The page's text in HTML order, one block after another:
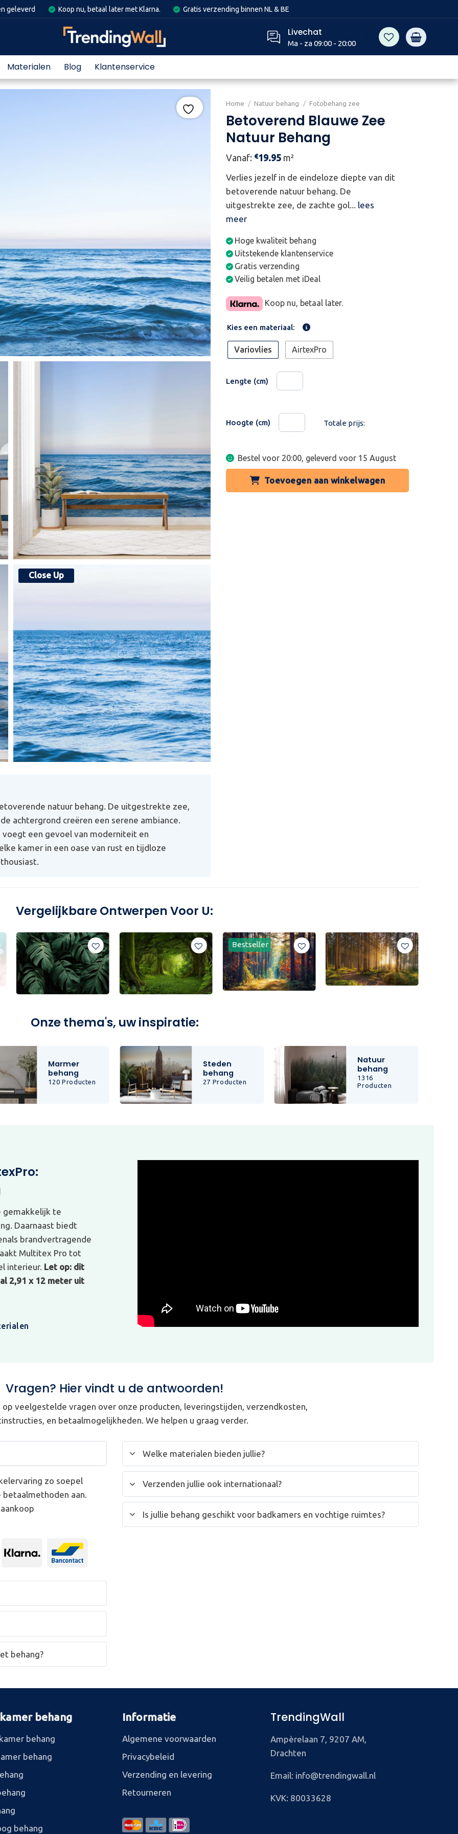
geleverd Koop nu, betaal later met Klarna. Gratis verzending binnen NL & BE
Livechat
Ma - za 09:00 - 20:00
Materialen Blog Klantenservice
Home / Natuur behang / Fotobehang zee
Betoverend Blauwe Zee
Natuur Behang
Vanaf: €19.95 m²
Verlies jezelf in de eindeloze diepte van dit
betoverende natuur behang. De
uitgestrekte zee, de zachte gol... lees
meer
Hoge kwaliteit behang
Uitstekende klantenservice
Gratis verzending
Veilig betalen met iDeal
Koop nu, betaal later.
Kies een materiaal:
Variovlies AirtexPro
Lengte (cm)
Hoogte (cm) Totale prijs:
Bestel voor 20:00, geleverd voor 15 August
Toevoegen aan winkelwagen
natuur behang. De uitgestrekte zee,
achtergrond creëren een serene ambiance.
een gevoel van moderniteit en
kamer in een oase van rust en tijdloze
Vergelijkbare Ontwerpen Voor U:
Bestseller
Onze thema's, uw inspiratie:
Marmer
behang
120 Producten
Steden
behang
27 Producten
Natuur
behang
1316
Producten
gemakkelijk te
Daarnaast biedt
brandvertragende
Multitex Pro tot
interieur. Let op: dit
2,91 x 12 meter uit
Vragen? Hier vindt u de antwoorden!
veelgestelde vragen over onze producten, leveringstijden, verzendkosten,
en betaalmogelijkheden. We helpen u graag verder.
zo soepel
aan.
behang?
Welke materialen bieden jullie?
Verzenden jullie ook internationaal?
Is jullie behang geschikt voor badkamers en vochtige ruimtes?
behang
behang
behang
behang
Informatie
Algemene voorwaarden
Privacybeleid
Verzending en levering
Retourneren
TrendingWall
Ampèrelaan 7, 9207 AM,
Drachten
Email: info@trendingwall.nl
KVK: 80033628